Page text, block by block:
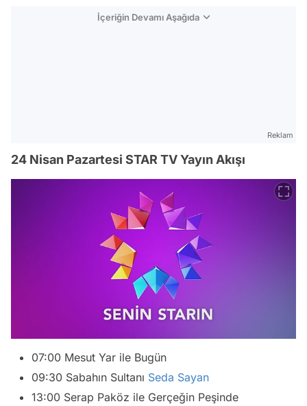
İçeriğin Devamı Aşağıda
Reklam
24 Nisan Pazartesi STAR TV Yayın Akışı
07:00 Mesut Yar ile Bugün
09:30 Sabahın Sultanı Seda Sayan
13:00 Serap Paköz ile Gerçeğin Peşinde